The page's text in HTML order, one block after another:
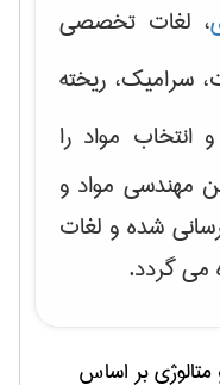
، لغات تخصصی
سرامیک، ریخته
انتخاب مواد را
مهندسی مواد و
شده و لغات
می گردد.
بر اساس